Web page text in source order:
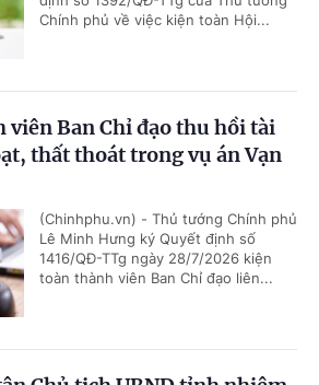
Chính phủ về việc kiện toàn Hội...
viên Ban Chỉ đạo thu hồi tài
thất thoát trong vụ án Vạn
(Chinhphu.vn) - Thủ tướng Chính phủ
Lê Minh Hưng ký Quyết định số
1416/QĐ-TTg ngày 28/7/2026 kiện
toàn thành viên Ban Chỉ đạo liên...